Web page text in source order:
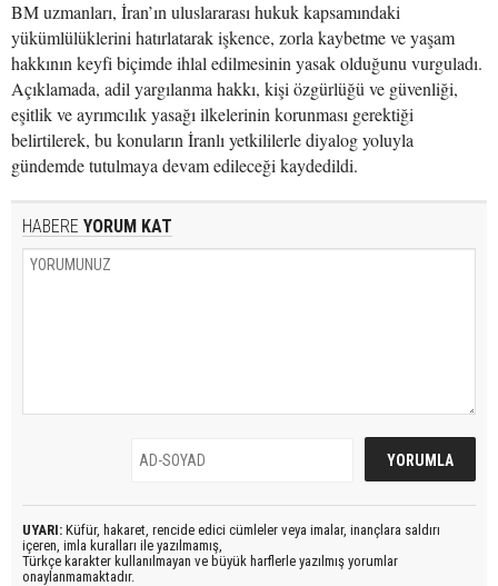
BM uzmanları, İran’ın uluslararası hukuk kapsamındaki
yükümlülüklerini hatırlatarak işkence, zorla kaybetme ve yaşam
hakkının keyfi biçimde ihlal edilmesinin yasak olduğunu vurguladı.
Açıklamada, adil yargılanma hakkı, kişi özgürlüğü ve güvenliği,
eşitlik ve ayrımcılık yasağı ilkelerinin korunması gerektiği
belirtilerek, bu konuların İranlı yetkililerle diyalog yoluyla
gündemde tutulmaya devam edileceği kaydedildi.
HABERE YORUM KAT
UYARI: Küfür, hakaret, rencide edici cümleler veya imalar, inançlara saldırı
içeren, imla kuralları ile yazılmamış,
Türkçe karakter kullanılmayan ve büyük harflerle yazılmış yorumlar
onaylanmamaktadır.